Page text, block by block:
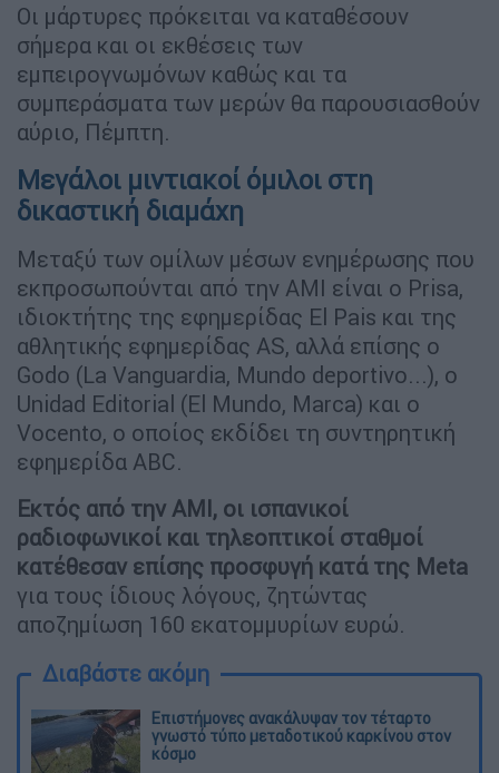
Οι μάρτυρες πρόκειται να καταθέσουν
σήμερα και οι εκθέσεις των
εμπειρογνωμόνων καθώς και τα
συμπεράσματα των μερών θα παρουσιασθούν
αύριο, Πέμπτη.
Μεγάλοι μιντιακοί όμιλοι στη
δικαστική διαμάχη
Μεταξύ των ομίλων μέσων ενημέρωσης που
εκπροσωπούνται από την AMI είναι ο Prisa,
ιδιοκτήτης της εφημερίδας El Pais και της
αθλητικής εφημερίδας AS, αλλά επίσης ο
Godo (La Vanguardia, Mundo deportivo...), o
Unidad Editorial (El Mundo, Marca) και ο
Vocento, ο οποίος εκδίδει τη συντηρητική
εφημερίδα ABC.
Εκτός από την AMI, οι ισπανικοί
ραδιοφωνικοί και τηλεοπτικοί σταθμοί
κατέθεσαν επίσης προσφυγή κατά της Meta
για τους ίδιους λόγους, ζητώντας
αποζημίωση 160 εκατομμυρίων ευρώ.
Διαβάστε ακόμη
Επιστήμονες ανακάλυψαν τον τέταρτο
γνωστό τύπο μεταδοτικού καρκίνου στον
κόσμο